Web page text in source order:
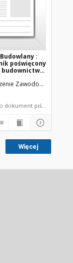
:
poświęcony
budownictwa
R. P. R. 21
- rys. 10-11
Zawodowe
czasopismo dokument piśmienniczy
Więcej